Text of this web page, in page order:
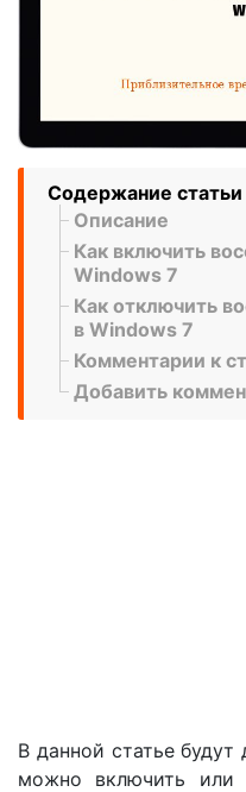
Содержание статьи
Описание
Как включить
Windows 7
Как отключить
в Windows 7
Комментарии к
Добавить
В данной статье
можно включить или